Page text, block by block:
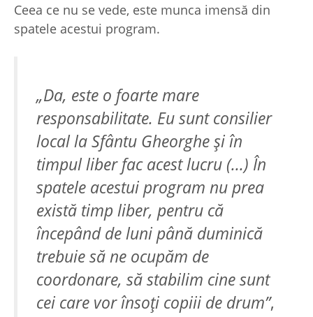
Ceea ce nu se vede, este munca imensă din
spatele acestui program.
„Da, este o foarte mare
responsabilitate. Eu sunt consilier
local la Sfântu Gheorghe şi în
timpul liber fac acest lucru (...) În
spatele acestui program nu prea
există timp liber, pentru că
începând de luni până duminică
trebuie să ne ocupăm de
coordonare, să stabilim cine sunt
cei care vor însoţi copiii de drum”,